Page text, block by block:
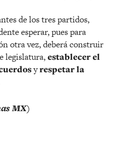
de los tres partidos,
esperar, pues para
otra vez, deberá construir
legislatura,establecer el
yrespetar la
MX)